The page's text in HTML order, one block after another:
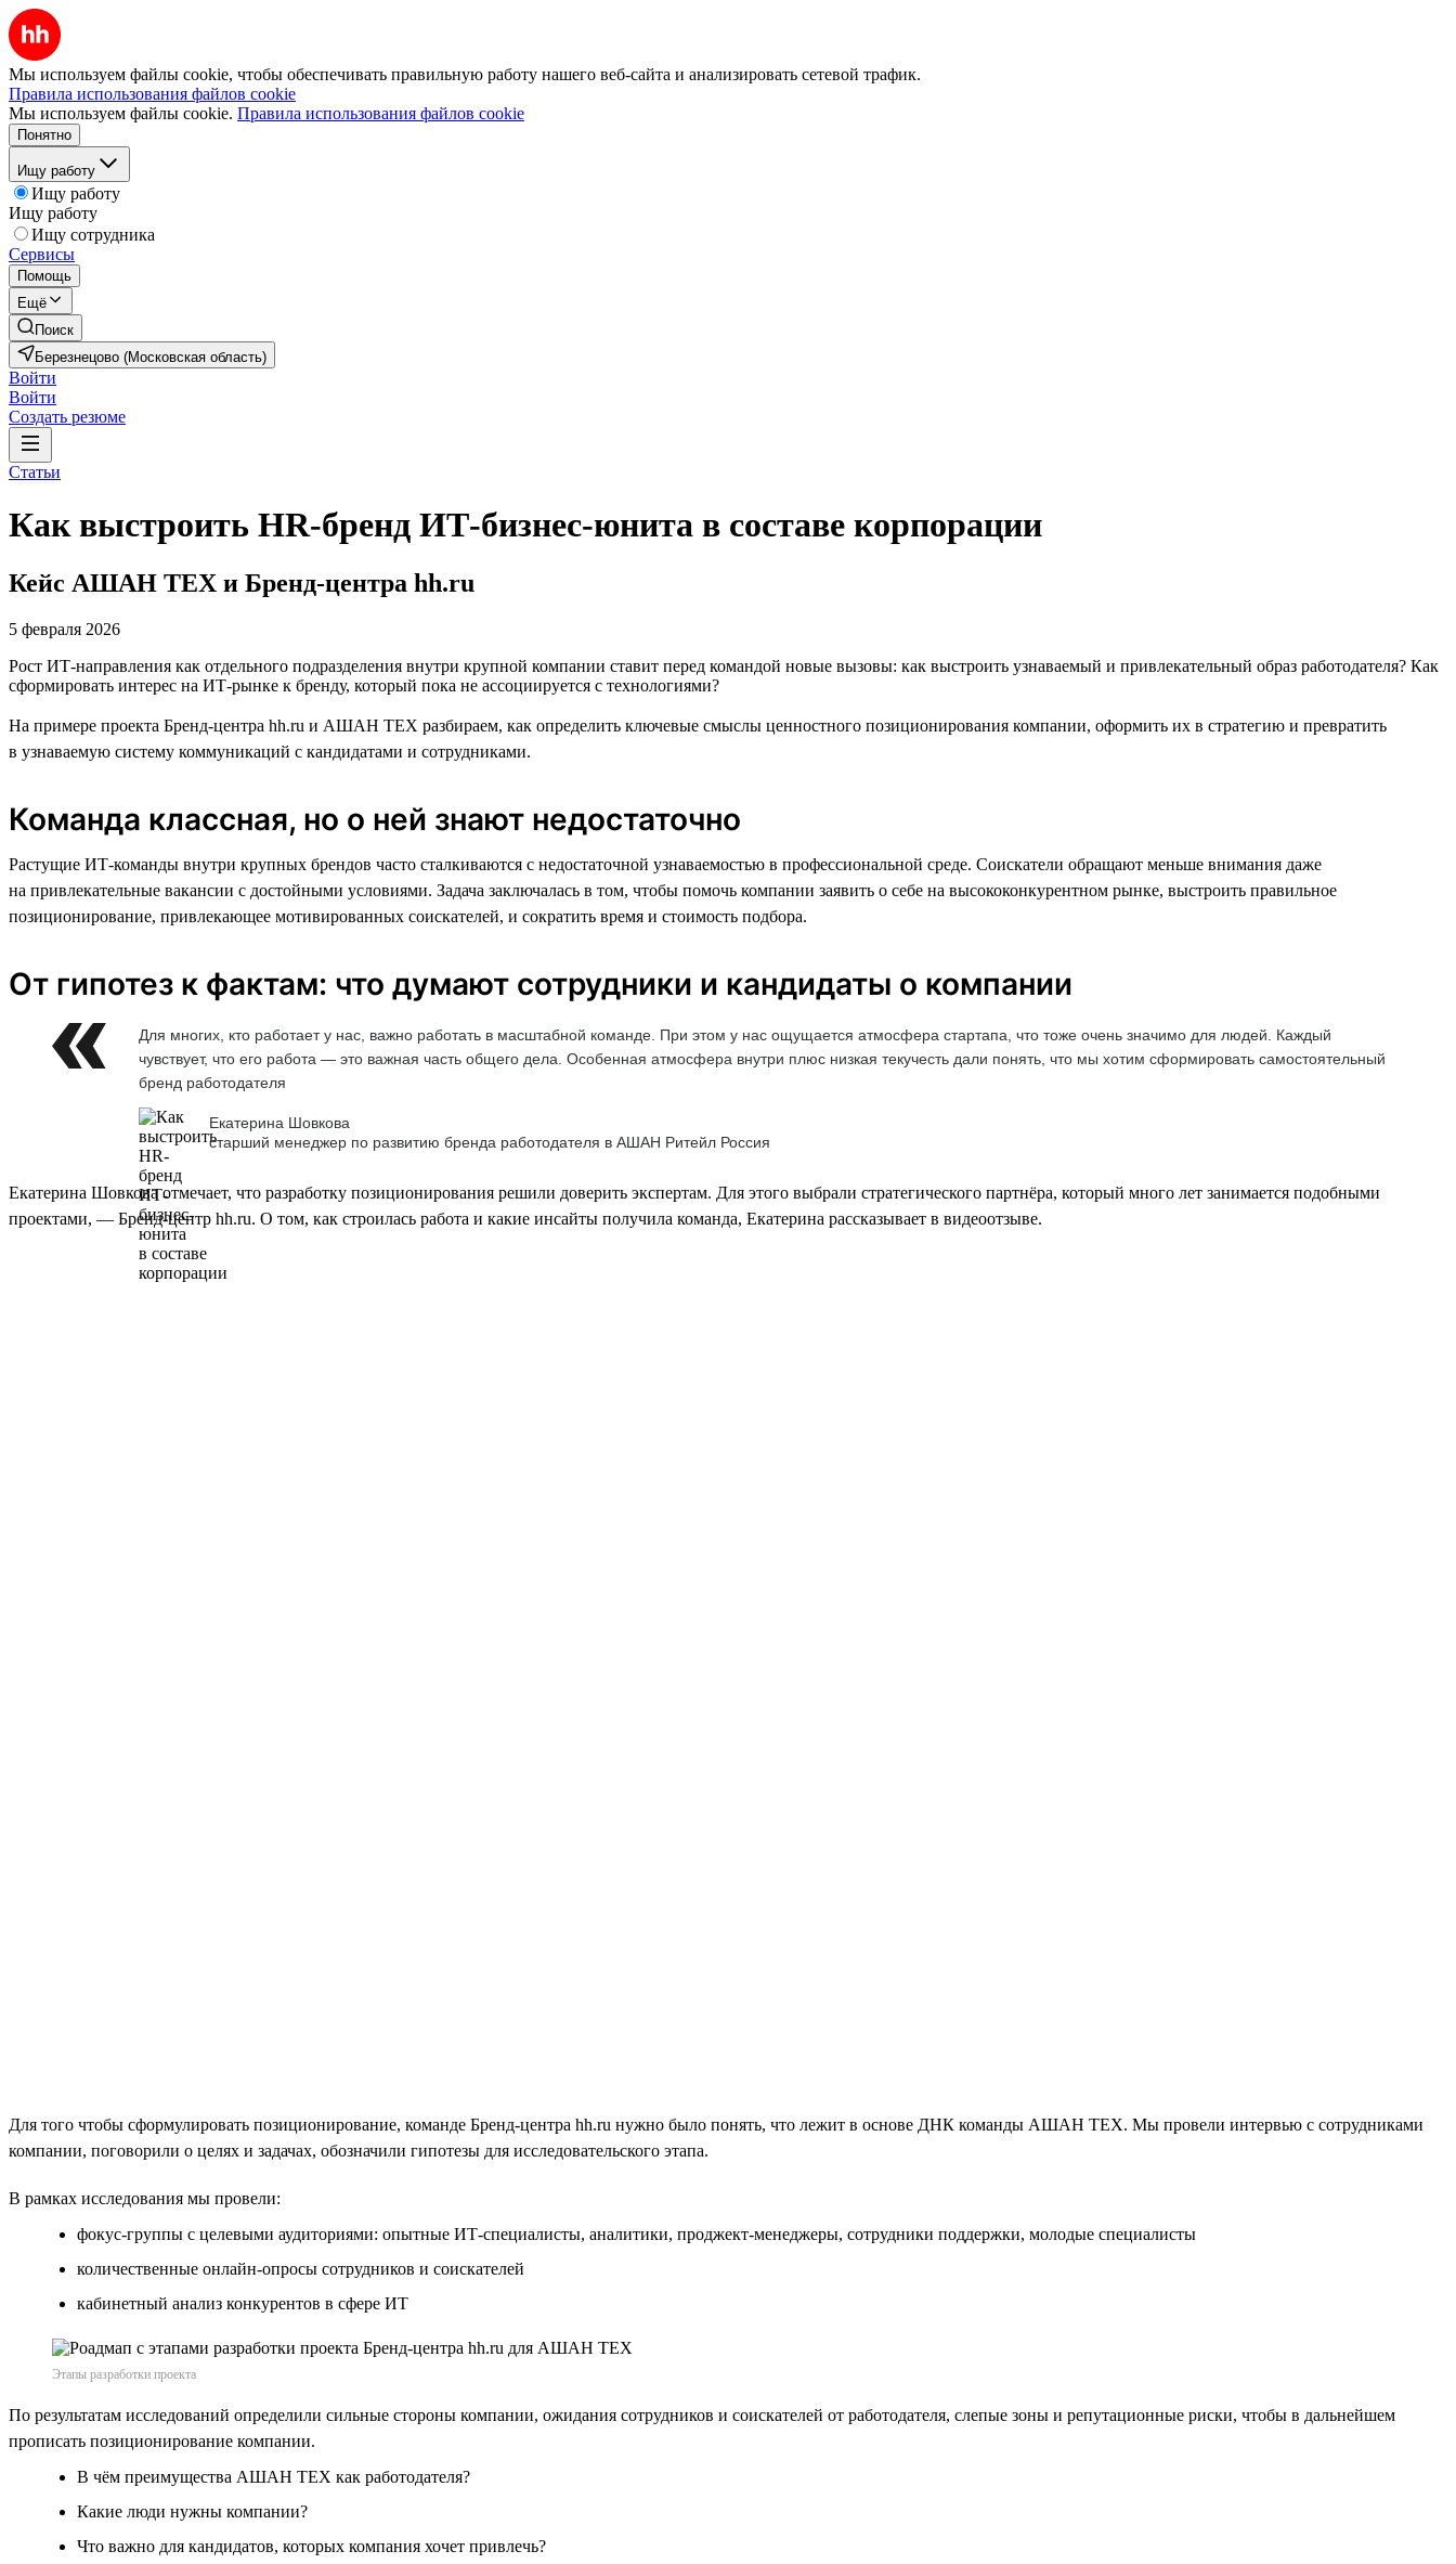
Мы используем файлы cookie, чтобы обеспечивать правильную работу нашего веб-сайта и анализировать сетевой трафик.
Правила использования файлов cookie
Мы используем файлы cookie. Правила использования файлов cookie
Понятно
Ищу работу
Ищу работу
Ищу работу
Ищу сотрудника
Сервисы
Помощь
Ещё
Поиск
Березнецово (Московская область)
Войти
Войти
Создать резюме
Статьи
Как выстроить HR-бренд ИТ-бизнес-юнита в составе корпорации
Кейс АШАН ТЕХ и Бренд-центра hh.ru
5 февраля 2026
Рост ИТ-направления как отдельного подразделения внутри крупной компании ставит перед командой новые вызовы: как выстроить узнаваемый и привлекательный образ работодателя? Как
сформировать интерес на ИТ-рынке к бренду, который пока не ассоциируется с технологиями?
На примере проекта Бренд-центра hh.ru и АШАН ТЕХ разбираем, как определить ключевые смыслы ценностного позиционирования компании, оформить их в стратегию и превратить
в узнаваемую систему коммуникаций с кандидатами и сотрудниками.
Команда классная, но о ней знают недостаточно
Растущие ИТ-команды внутри крупных брендов часто сталкиваются с недостаточной узнаваемостью в профессиональной среде. Соискатели обращают меньше внимания даже
на привлекательные вакансии с достойными условиями. Задача заключалась в том, чтобы помочь компании заявить о себе на высококонкурентном рынке, выстроить правильное
позиционирование, привлекающее мотивированных соискателей, и сократить время и стоимость подбора.
От гипотез к фактам: что думают сотрудники и кандидаты о компании
Для многих, кто работает у нас, важно работать в масштабной команде. При этом у нас ощущается атмосфера стартапа, что тоже очень значимо для людей. Каждый
чувствует, что его работа — это важная часть общего дела. Особенная атмосфера внутри плюс низкая текучесть дали понять, что мы хотим сформировать самостоятельный
бренд работодателя
Екатерина Шовкова
старший менеджер по развитию бренда работодателя в АШАН Ритейл Россия
Екатерина Шовкова отмечает, что разработку позиционирования решили доверить экспертам. Для этого выбрали стратегического партнёра, который много лет занимается подобными
проектами, — Бренд-центр hh.ru. О том, как строилась работа и какие инсайты получила команда, Екатерина рассказывает в видеоотзыве.
Для того чтобы сформулировать позиционирование, команде Бренд-центра hh.ru нужно было понять, что лежит в основе ДНК команды АШАН ТЕХ. Мы провели интервью с сотрудниками
компании, поговорили о целях и задачах, обозначили гипотезы для исследовательского этапа.
В рамках исследования мы провели:
фокус-группы с целевыми аудиториями: опытные ИТ-специалисты, аналитики, проджект-менеджеры, сотрудники поддержки, молодые специалисты
количественные онлайн-опросы сотрудников и соискателей
кабинетный анализ конкурентов в сфере ИТ
Этапы разработки проекта
По результатам исследований определили сильные стороны компании, ожидания сотрудников и соискателей от работодателя, слепые зоны и репутационные риски, чтобы в дальнейшем
прописать позиционирование компании.
В чём преимущества АШАН ТЕХ как работодателя?
Какие люди нужны компании?
Что важно для кандидатов, которых компания хочет привлечь?